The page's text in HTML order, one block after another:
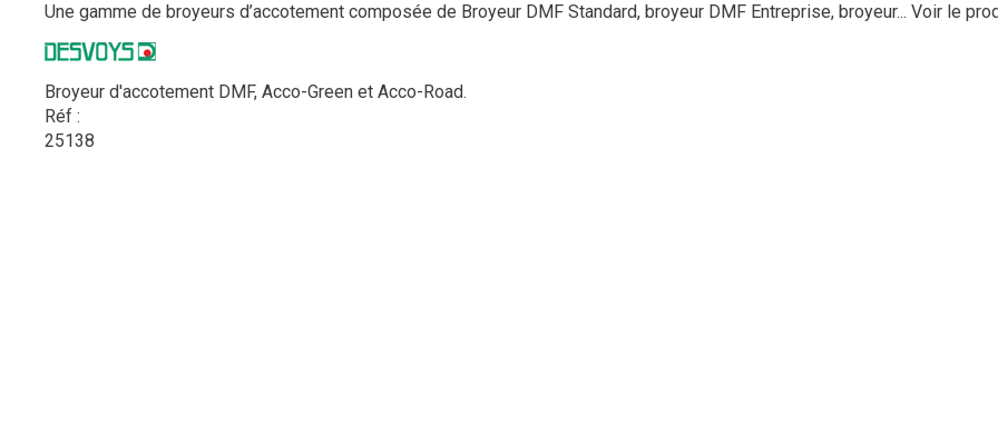
Une gamme de broyeurs d’accotement composée de Broyeur DMF Standard, broyeur DMF Entreprise, broyeur... Voir le
Broyeur d'accotement DMF, Acco-Green et Acco-Road.
Réf :
25138